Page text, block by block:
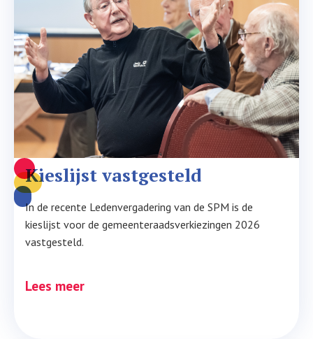
Kieslijst vastgesteld
In de recente Ledenvergadering van de SPM is de
kieslijst voor de gemeenteraadsverkiezingen 2026
vastgesteld.
Lees meer